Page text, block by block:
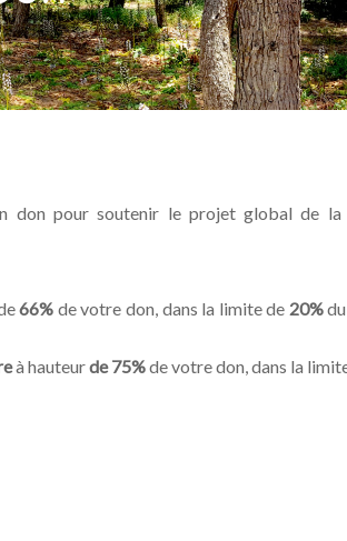
don pour soutenir le projet global de la
66% de votre don, dans la limite de 20%du
à hauteurde 75%de votre don, dans la